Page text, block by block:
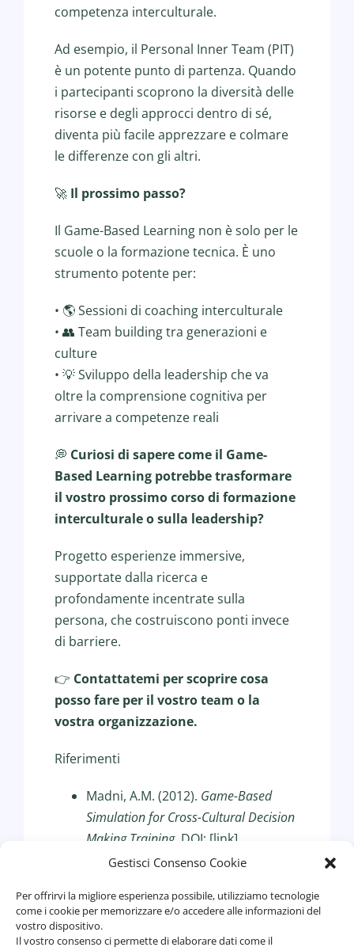
Gestisci Consenso Cookie
Per offrirvi la migliore esperienza possibile, utilizziamo tecnologie
come i cookie per memorizzare e/o accedere alle informazioni del
vostro dispositivo.
Il vostro consenso ci permette di elaborare dati come il
competenza interculturale.
Ad esempio, il Personal Inner Team (PIT)
è un potente punto di partenza. Quando
i partecipanti scoprono la diversità delle
risorse e degli approcci dentro di sé,
diventa più facile apprezzare e colmare
le differenze con gli altri.
🚀 Il prossimo passo?
Il Game-Based Learning non è solo per le
scuole o la formazione tecnica. È uno
strumento potente per:
• 🌎Sessioni di coaching interculturale
• 👥 Team building tra generazioni e
culture
• 💡Sviluppo della leadership che va
oltre la comprensione cognitiva per
arrivare a competenze reali
💭 Curiosi di sapere come il Game-
Based Learning potrebbe trasformare
il vostro prossimo corso di formazione
interculturale o sulla leadership?
Progetto esperienze immersive,
supportate dalla ricerca e
profondamente incentrate sulla
persona, che costruiscono ponti invece
di barriere.
👉 Contattatemi per scoprire cosa
posso fare per il vostro team o la
vostra organizzazione.
Riferimenti
Madni, A.M. (2012). Game-Based
Simulation for Cross-Cultural Decision
Making Training. DOI: [link].
Arnab, S. et al. (2010).Promoting
Exposure in Game-based Learning.
IEEE Learning Technology
Newsletter, 12(1), 40-43.